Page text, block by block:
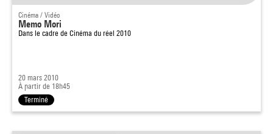
Cinéma / Vidéo
Memo Mori
Dans le cadre de Cinéma du réel 2010
20 mars 2010
À partir de 18h45
Terminé